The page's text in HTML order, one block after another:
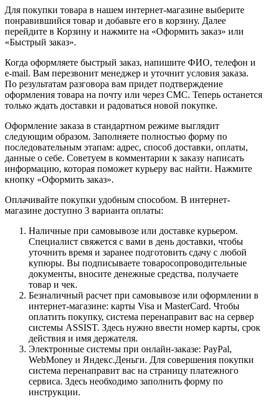
Для покупки товара в нашем интернет-магазине выберите
понравившийся товар и добавьте его в корзину. Далее
перейдите в Корзину и нажмите на «Оформить заказ» или
«Быстрый заказ».
Когда оформляете быстрый заказ, напишите ФИО, телефон и
e-mail. Вам перезвонит менеджер и уточнит условия заказа.
По результатам разговора вам придет подтверждение
оформления товара на почту или через СМС. Теперь останется
только ждать доставки и радоваться новой покупке.
Оформление заказа в стандартном режиме выглядит
следующим образом. Заполняете полностью форму по
последовательным этапам: адрес, способ доставки, оплаты,
данные о себе. Советуем в комментарии к заказу написать
информацию, которая поможет курьеру вас найти. Нажмите
кнопку «Оформить заказ».
Оплачивайте покупки удобным способом. В интернет-
магазине доступно 3 варианта оплаты:
Наличные при самовывозе или доставке курьером.
Специалист свяжется с вами в день доставки, чтобы
уточнить время и заранее подготовить сдачу с любой
купюры. Вы подписываете товаросопроводительные
документы, вносите денежные средства, получаете
товар и чек.
Безналичный расчет при самовывозе или оформлении в
интернет-магазине: карты Visa и MasterCard. Чтобы
оплатить покупку, система перенаправит вас на сервер
системы ASSIST. Здесь нужно ввести номер карты, срок
действия и имя держателя.
Электронные системы при онлайн-заказе: PayPal,
WebMoney и Яндекс.Деньги. Для совершения покупки
система перенаправит вас на страницу платежного
сервиса. Здесь необходимо заполнить форму по
инструкции.